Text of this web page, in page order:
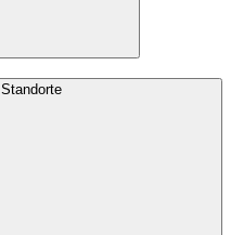
Standorte